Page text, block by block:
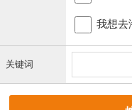
我想去
关键词